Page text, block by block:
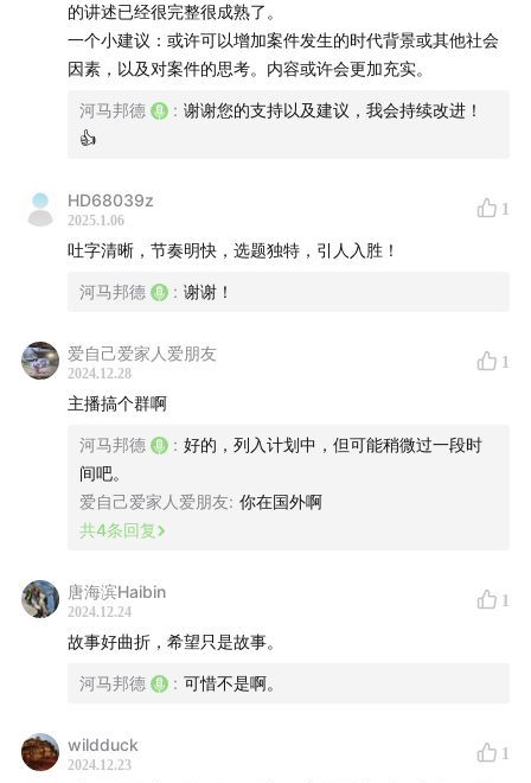
1、乔丽
2、权威
的讲述已经很完整很成熟了。
一个小建议：或许可以增加案件发生的时代背景或其他社会
因素，以及对案件的思考。内容或许会更加充实。
河马邦德 : 谢谢您的支持以及建议，我会持续改进！
👍
HD68039z
2025.1.06
1
吐字清晰，节奏明快，选题独特，引人入胜！
河马邦德 : 谢谢！
爱自己爱家人爱朋友
2024.12.28
1
主播搞个群啊
河马邦德 : 好的，列入计划中，但可能稍微过一段时
间吧。
爱自己爱家人爱朋友: 你在国外啊
共4条回复
唐海滨Haibin
2024.12.24
1
故事好曲折，希望只是故事。
河马邦德 : 可惜不是啊。
wildduck
2024.12.23
1